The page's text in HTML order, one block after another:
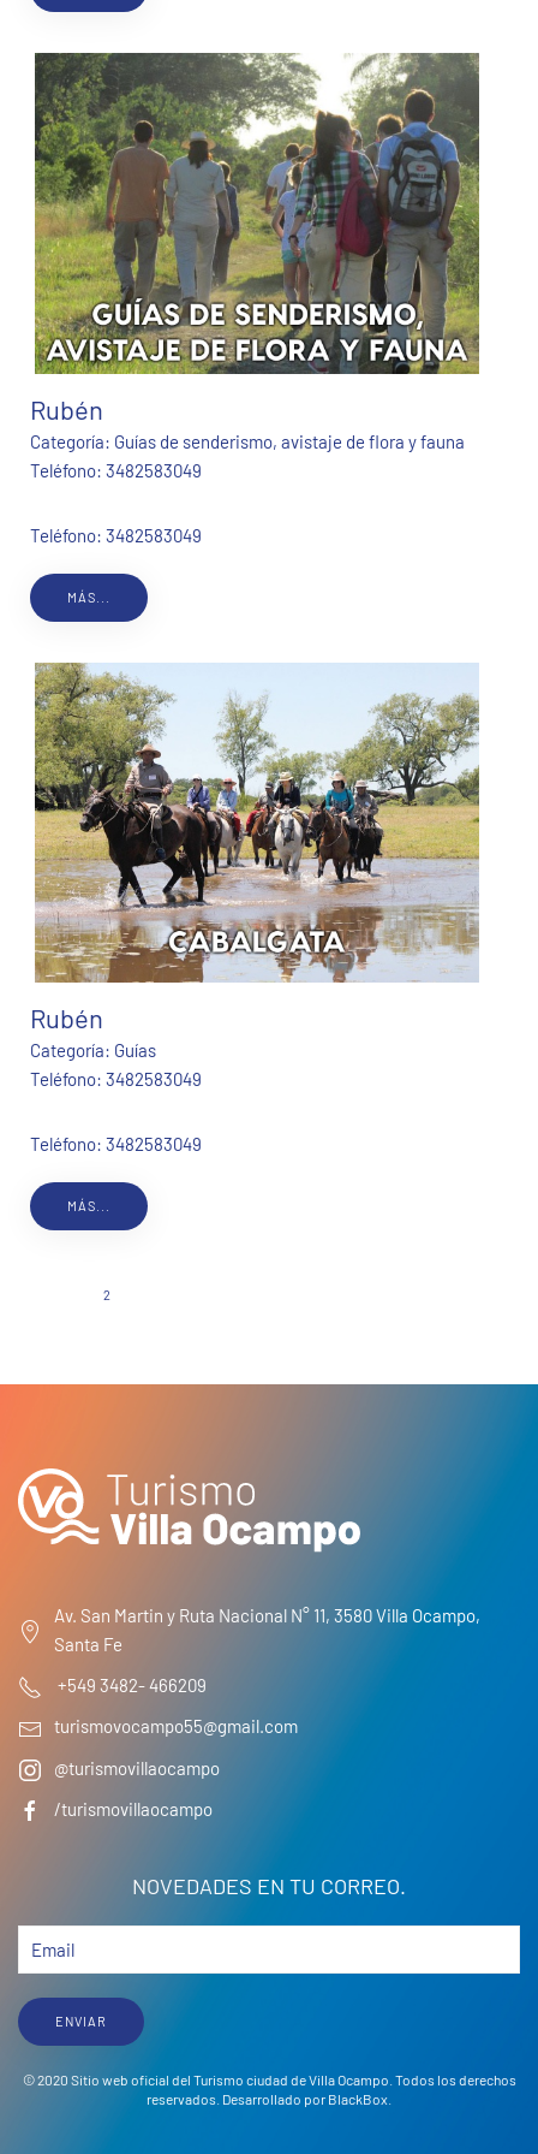
Rubén
Categoría: Guías de senderismo, avistaje de flora y fauna
Teléfono: 3482583049
Teléfono: 3482583049
MÁS...
Rubén
Categoría: Guías
Teléfono: 3482583049
Teléfono: 3482583049
MÁS...
2
Av. San Martin y Ruta Nacional N° 11, 3580 Villa Ocampo,
Santa Fe
+549 3482- 466209
turismovocampo55@gmail.com
@turismovillaocampo
/turismovillaocampo
NOVEDADES EN TU CORREO.
ENVIAR
© 2020 Sitio web oficial del Turismo ciudad de Villa Ocampo. Todos los derechos
reservados. Desarrollado por BlackBox